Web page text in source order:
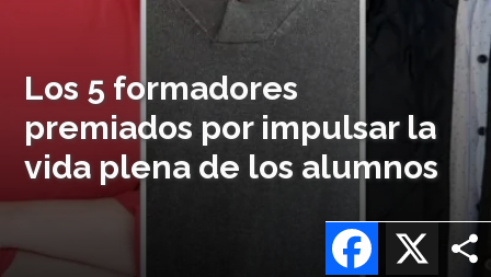
Los 5 formadores
premiados por impulsar la
vida plena de los alumnos
X
Facebook